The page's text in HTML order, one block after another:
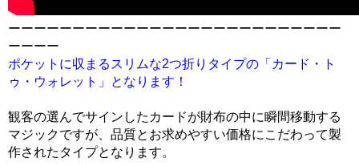
ーーーーーーーーーーーーーーーーーーーーーーーーーー
ーーーー
ポケットに収まるスリムな2つ折りタイプの「カード・ト
ゥ・ウォレット」となります！
観客の選んでサインしたカードが財布の中に瞬間移動する
マジックですが、品質とお求めやすい価格にこだわって製
作されたタイプとなります。